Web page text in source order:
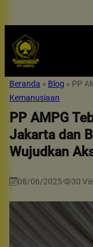
Beranda » Blog » PP
Kemanusiaan
PP AMPG
Jakarta dan
Wujudkan
08/06/2025 30